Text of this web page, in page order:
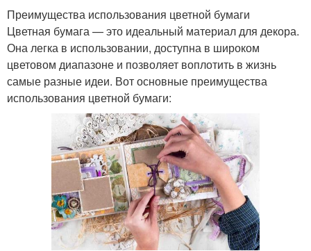
Преимущества использования цветной бумаги
Цветная бумага — это идеальный материал для декора.
Она легка в использовании, доступна в широком
цветовом диапазоне и позволяет воплотить в жизнь
самые разные идеи. Вот основные преимущества
использования цветной бумаги: